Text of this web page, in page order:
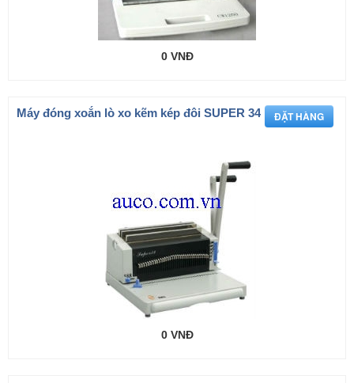
0 VNĐ
Máy đóng xoắn lò xo kẽm kép đôi SUPER 34
0 VNĐ